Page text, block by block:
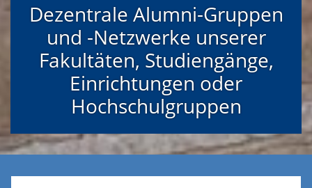
Dezentrale Alumni-Gruppen
und -Netzwerke unserer
Fakultäten, Studiengänge,
Einrichtungen oder
Hochschulgruppen